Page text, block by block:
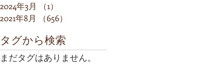
2024年3月
（1）
2021年8月
（656）
タグから検索
まだタグはありません。